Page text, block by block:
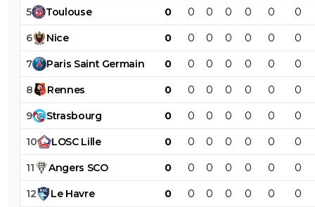
5 Toulouse 0 0 0 0 0 0 0
6 Nice 0 0 0 0 0 0 0
7 Paris Saint Germain 0 0 0 0 0 0 0
8 Rennes 0 0 0 0 0 0 0
9 Strasbourg 0 0 0 0 0 0 0
10 LOSC Lille 0 0 0 0 0 0 0
11 Angers SCO 0 0 0 0 0 0 0
12 Le Havre 0 0 0 0 0 0 0